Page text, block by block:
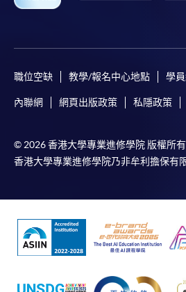
申請人可親臨學院任何一所報名
2. 支票或銀行本票
如以劃線支票或銀行本票繳付，
親臨學院各報名中心遞交劃線
「報讀課程」，惟學院對郵遞
人資料概不負責。
3. VISA / Mastercard
職位空缺 教學/報名中心地點 學
內聯網 網頁出版政策 私隱政策
© 2026 香港大學專業進修學院 版權所有
香港大學專業進修學院乃非牟利擔保有